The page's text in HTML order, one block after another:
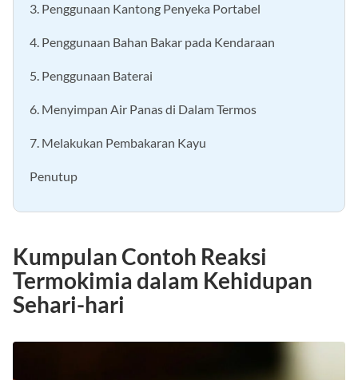
3. Penggunaan Kantong Penyeka Portabel
4. Penggunaan Bahan Bakar pada Kendaraan
5. Penggunaan Baterai
6. Menyimpan Air Panas di Dalam Termos
7. Melakukan Pembakaran Kayu
Penutup
Kumpulan Contoh Reaksi
Termokimia dalam Kehidupan
Sehari-hari